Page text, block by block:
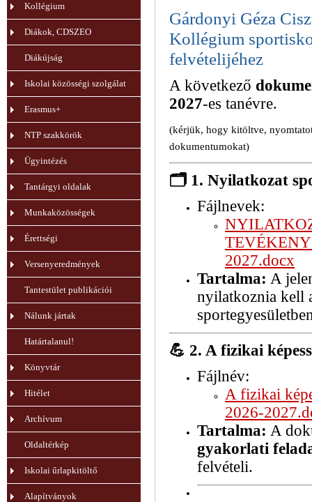
Kollégium
Diákok, CDSZEO
Diákújság
Iskolai közösségi szolgálat
Erasmus+
NTP szakkörök
Ügyintézés
Tantárgyi oldalak
Munkaközösségek
Érettségi
Versenyeredmények
Tantestület publikációi
Nálunk jártak
Határtalanul!
Könyvtár
Hitélet
Archívum
Oldaltérkép
Iskolai űrlapkitöltő
Alapítványok
Gárdonyi Géza
Kollégium
felvételijéhez
A következő
2027-es tanévre.
(kérjük, hogy kitöltve,
dokumentumokat)
🗂️ 1. Nyilatkozat
Fájlnevek:
2027.docx
Tartalma: A
nyilatkoznia kell
💪 2. A fizikai
Fájlnév:
A fizikai
2026-
Tartalma: A
gyakorlati
felvételi.